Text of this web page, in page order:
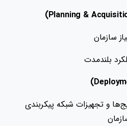
سازمان
بلندمدت
و تجهیزات شبکه پیکربندی